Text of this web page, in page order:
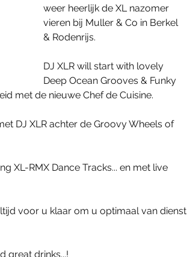
weer heerlijk de XL nazomer
vieren bij Muller & Co in Berkel
& Rodenrijs.
DJ XLR will start with lovely
Deep Ocean Grooves & Funky
met de nieuwe Chef de Cuisine.
DJ XLR achter de Groovy Wheels of
XL-RMX Dance Tracks... en met live
voor u klaar om u optimaal van dienst
great drinks...!